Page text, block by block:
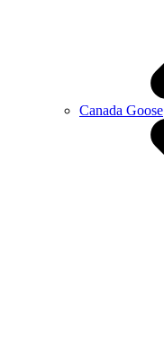
Canada Goose